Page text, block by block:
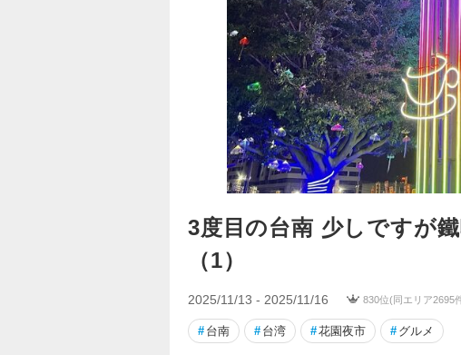
3度目の台南 少しですが
（1）
2025/11/13 - 2025/11/16 830位(同エリア2695
# 台南 # 台湾 #花園夜市 # グルメ